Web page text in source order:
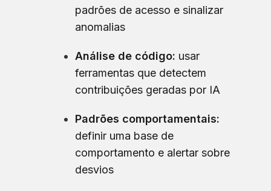
padrões de acesso e sinalizar
anomalias
Análise de código: usar
ferramentas que detectem
contribuições geradas por IA
Padrões comportamentais:
definir uma base de
comportamento e alertar sobre
desvios